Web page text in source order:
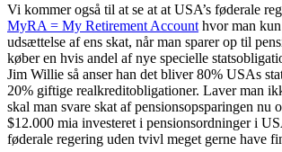
Vi kommer også til at se at at USA’s føderale
MyRA = My Retirement Account hvor man
udsættelse af ens skat, når man sparer op til
køber en hvis andel af nye specielle
Jim Willie så anser han det bliver 80% USAs
20% giftige realkreditobligationer. Laver man
skal man svare skat af pensionsopsparingen nu
$12.000 mia investeret i pensionsordninger i
føderale regering uden tvivl meget gerne have